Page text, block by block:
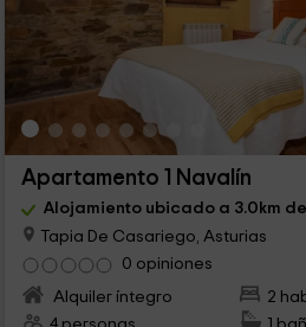
Apartamento 1 Navalín
Alojamiento ubicado a 3.0km de
Tapia De Casariego, Asturias
0 opiniones
Alquiler íntegro
2